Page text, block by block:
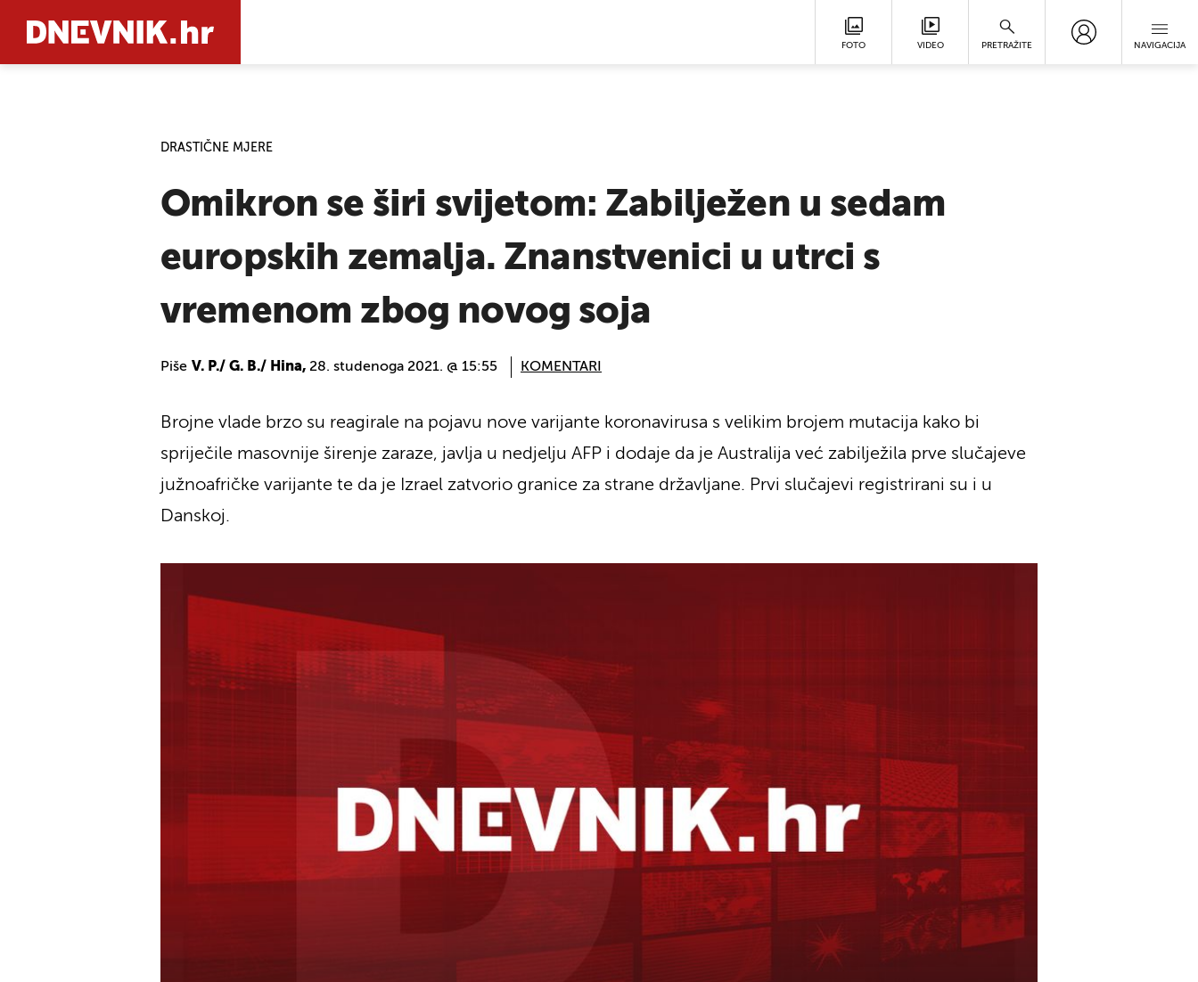
FOTO VIDEO PRETRAŽITE NAVIGACIJA
DRASTIČNE MJERE
Omikron se širi svijetom: Zabilježen u sedam
europskih zemalja. Znanstvenici u utrci s
vremenom zbog novog soja
Piše V. P./ G. B./ Hina, 28. studenoga 2021. @ 15:55 KOMENTARI
Brojne vlade brzo su reagirale na pojavu nove varijante koronavirusa s velikim brojem mutacija kako bi
spriječile masovnije širenje zaraze, javlja u nedjelju AFP i dodaje da je Australija već zabilježila prve slučajeve
južnoafričke varijante te da je Izrael zatvorio granice za strane državljane. Prvi slučajevi registrirani su i u
Danskoj.